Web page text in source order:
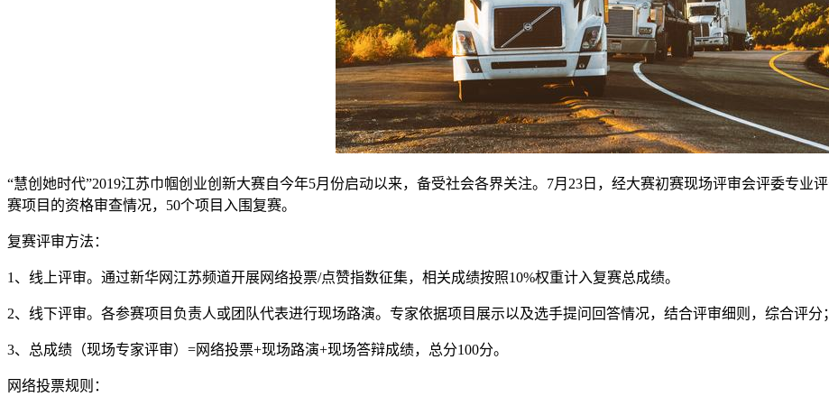
“慧创她时代”2019江苏巾帼创业创新大赛自今年5月份启动以来，备受社会各界关注。7月23日，经大赛初赛现场评审会评委专业
赛项目的资格审查情况，50个项目入围复赛。
复赛评审方法：
1、线上评审。通过新华网江苏频道开展网络投票/点赞指数征集，相关成绩按照10%权重计入复赛总成绩。
2、线下评审。各参赛项目负责人或团队代表进行现场路演。专家依据项目展示以及选手提问回答情况，结合评审细则，综合评分；
3、总成绩（现场专家评审）=网络投票+现场路演+现场答辩成绩，总分100分。
网络投票规则：